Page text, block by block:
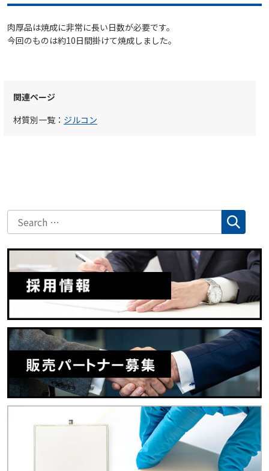
肉厚品は焼成に非常に長い日数が必要です。
今回のものは約10日間掛けて焼成しました。
関連ページ
材質別一覧： ジルコン